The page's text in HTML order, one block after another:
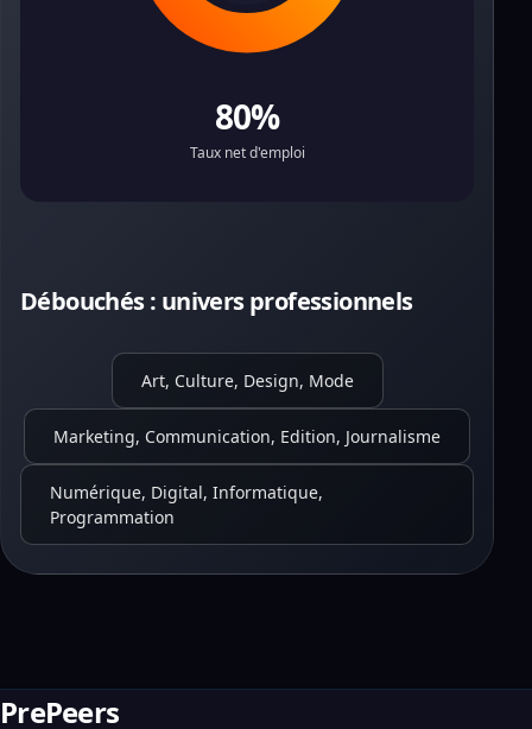
80%
Taux net d'emploi
Débouchés : univers professionnels
Art, Culture, Design, Mode
Marketing, Communication, Edition, Journalisme
Numérique, Digital, Informatique,
Programmation
PrePeers